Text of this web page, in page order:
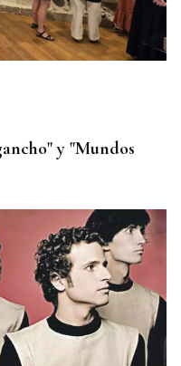
a migrantes que
frontera con más
y "Mundos